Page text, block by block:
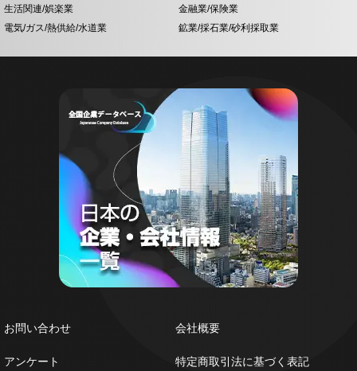
生活関連/娯楽業
金融業/保険業
電気/ガス/熱供給/水道業
鉱業/採石業/砂利採取業
お問い合わせ
アンケート
会社概要
特定商取引法に基づく表記